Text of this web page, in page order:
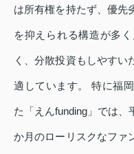
は所有権を持たず、優先
を抑えられる構造が多
く、分散投資もしやすい
適しています。 特に福
た「えんfunding」では、
か月のローリスクなファ